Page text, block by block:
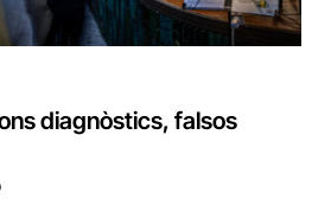
diagnòstics, falsos